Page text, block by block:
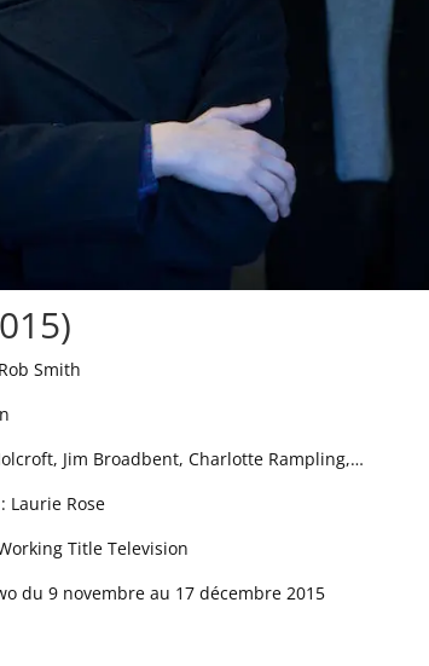
Smith
Jim Broadbent, Charlotte Rampling,…
Laurie Rose
Title Television
du 9 novembre au 17 décembre 2015